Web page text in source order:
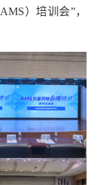
AMS）培训会”，